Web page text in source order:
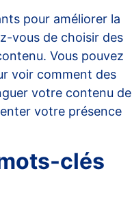
pour améliorer la
vous de choisir des
Vous pouvez
voir comment des
votre contenu de
votre présence
clés